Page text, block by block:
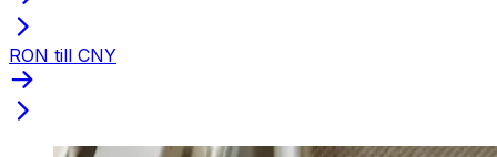
RON till CNY